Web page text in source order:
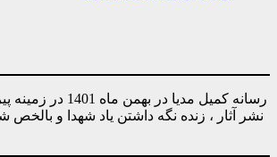
رسانه کمیل
نشر آثار ، زنده نگه داشتن یاد شهدا و